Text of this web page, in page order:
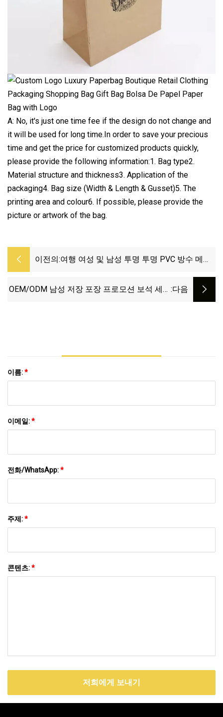
A: No, it's just one time fee if the design do not change and
it will be used for long time.In order to save your precious
time and get the price for customized products quickly,
please provide the following information:1. Bag type2.
Material structure and thickness3. Application of the
packaging4. Bag size (Width & Length & Gusset)5. The
printing area and colour6. If possible, please provide the
picture or artwork of the bag.
이전의:여행 여성 및 남성 투명 투명 PVC 방수 메이
방
OEM/ODM 남성 저장 포장 프로모션 보석 세면 :다음
이름:*
이메일:*
전화/WhatsApp:*
주제:*
콘텐츠:*
저희에게 보내기